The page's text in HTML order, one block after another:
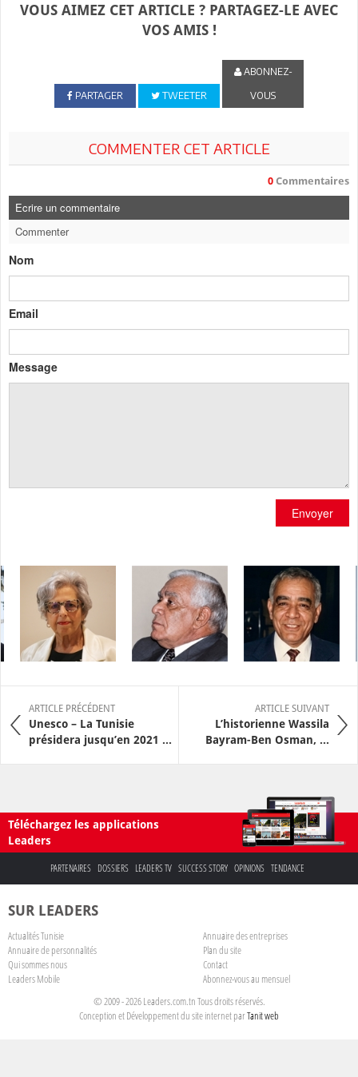
VOUS AIMEZ CET ARTICLE ? PARTAGEZ-LE AVEC
VOS AMIS !
PARTAGER TWEETER
ABONNEZ-
VOUS
COMMENTER CET ARTICLE
0 Commentaires
Ecrire un commentaire
Commenter
Nom
Email
Message
Envoyer
ARTICLE PRÉCÉDENT
Unesco – La Tunisie
présidera jusqu’en 2021 ...
ARTICLE SUIVANT
L’historienne Wassila
Bayram-Ben Osman, ...
Téléchargez les applications
Leaders
PARTENAIRES DOSSIERS LEADERS TV SUCCESS STORY OPINIONS TENDANCE
SUR LEADERS
Actualités Tunisie
Annuaire des entreprises
Annuaire de personnalités
Plan du site
Qui sommes nous
Contact
Leaders Mobile
Abonnez-vous au mensuel
© 2009 - 2026 Leaders.com.tn Tous droits réservés.
Conception et Développement du site internet parTanit web